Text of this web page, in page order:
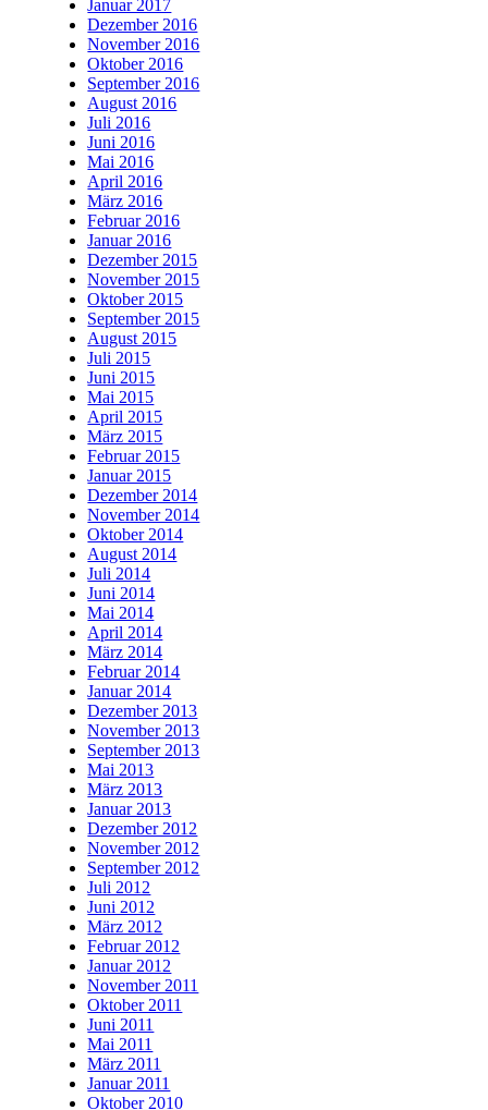
Januar 2017
Dezember 2016
November 2016
Oktober 2016
September 2016
August 2016
Juli 2016
Juni 2016
Mai 2016
April 2016
März 2016
Februar 2016
Januar 2016
Dezember 2015
November 2015
Oktober 2015
September 2015
August 2015
Juli 2015
Juni 2015
Mai 2015
April 2015
März 2015
Februar 2015
Januar 2015
Dezember 2014
November 2014
Oktober 2014
August 2014
Juli 2014
Juni 2014
Mai 2014
April 2014
März 2014
Februar 2014
Januar 2014
Dezember 2013
November 2013
September 2013
Mai 2013
März 2013
Januar 2013
Dezember 2012
November 2012
September 2012
Juli 2012
Juni 2012
März 2012
Februar 2012
Januar 2012
November 2011
Oktober 2011
Juni 2011
Mai 2011
März 2011
Januar 2011
Oktober 2010